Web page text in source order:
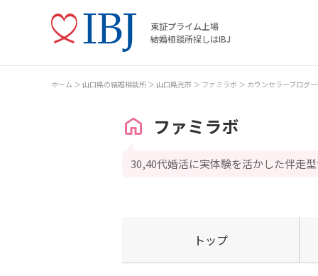
東証プライム上場
結婚相談所探しはIBJ
ホーム 山口県の結婚相談所 山口県光市 ファミラボ カウンセラーブログ
ファミラボ
30,40代婚活に実体験を活かした伴走
トップ